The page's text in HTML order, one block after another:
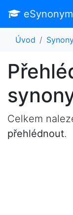
Úvod
Celkem
přehlédnout.